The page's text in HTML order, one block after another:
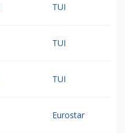
TUI
TUI
TUI
Eurostar